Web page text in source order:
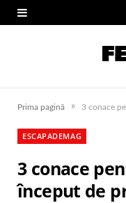
Prima pagină » 3 conace
ESCAPADEMAG
3 conace
început de